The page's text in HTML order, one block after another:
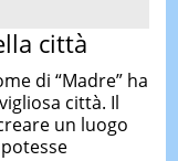
città
di “Madre” ha
città. Il
un luogo